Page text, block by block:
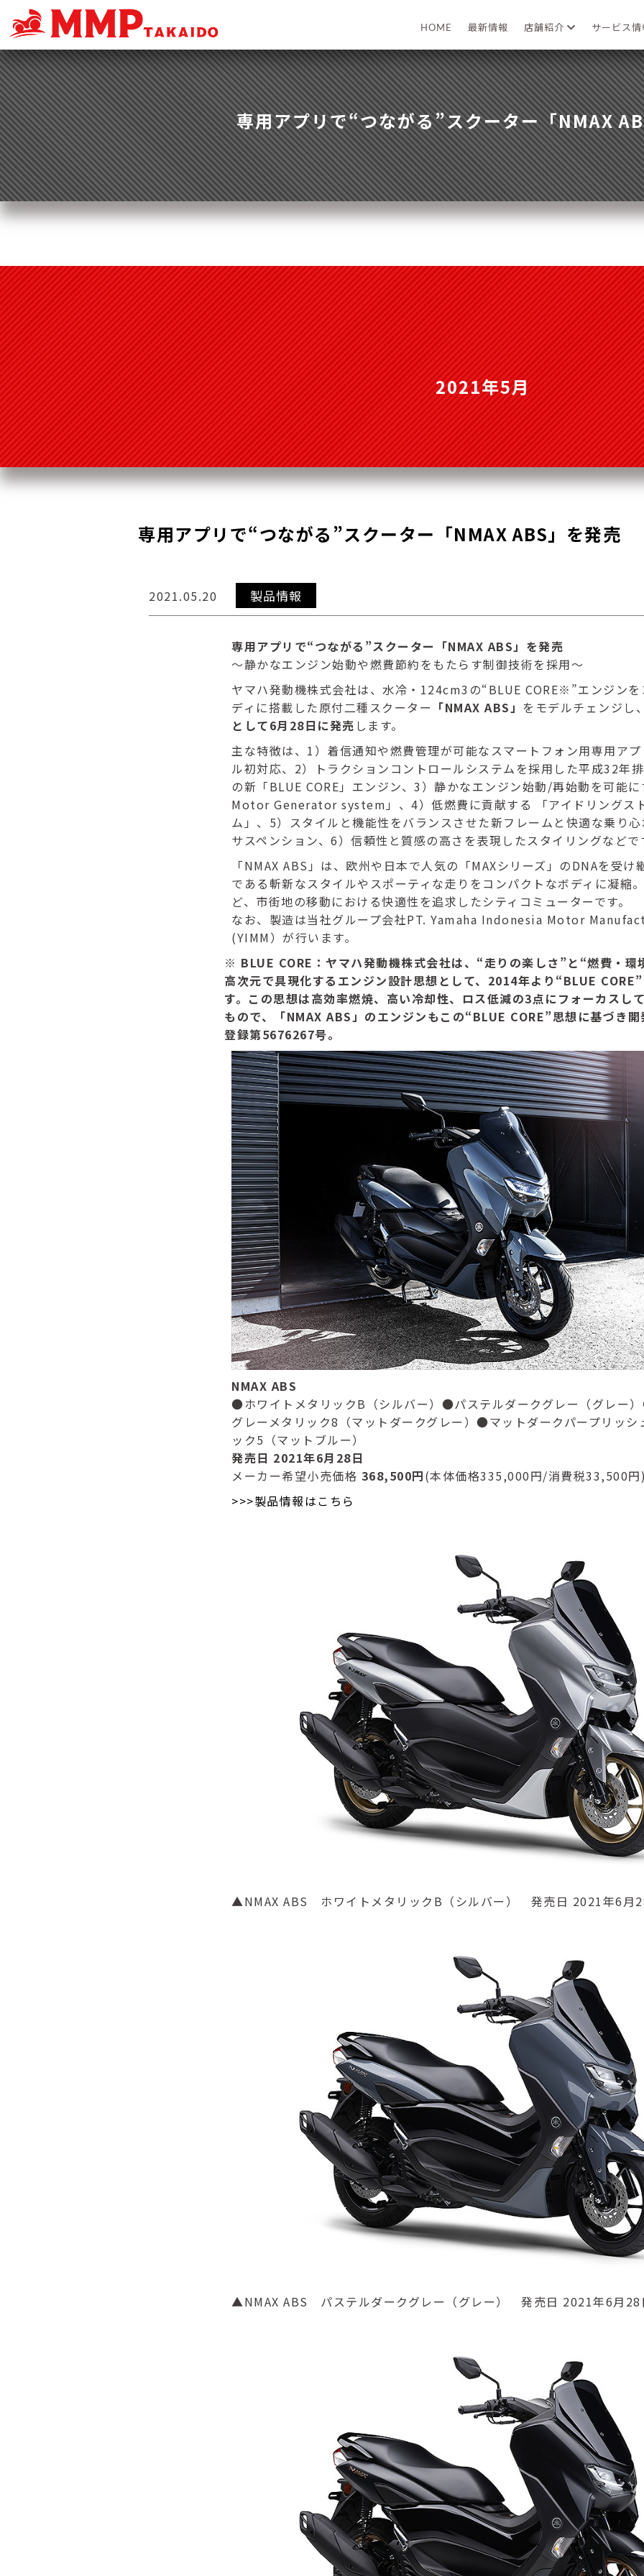
HOME 最新情報 店舗紹介 サービス
専用アプリで“つながる”スクーター「NMAX
2021年5月
専用アプリで“つながる”スクーター「NMAX ABS」を発売
2021.05.20 製品情報
専用アプリで“つながる”スクーター「NMAX ABS」を発売
～静かなエンジン始動や燃費節約をもたらす制御技術を採用～
ヤマハ発動機株式会社は、水冷・124cm3の“BLUE CORE※”エンジン
ディに搭載した原付二種スクーター 「NMAX ABS」 をモデルチェンジし
として6月28日に発売 します。
主な特徴は、1）着信通知や燃費管理が可能なスマートフォン用専用ア
ル初対応、2）トラクションコントロールシステムを採用した平成32年
の新「BLUE CORE」エンジン、3）静かなエンジン始動/再始動を可能
Motor Generator system」、4）低燃費に貢献する 「アイドリングス
ム」、5）スタイルと機能性をバランスさせた新フレームと快適な乗り
サスペンション、6）信頼性と質感の高さを表現したスタイリングなどで
「NMAX ABS」は、欧州や日本で人気の「MAXシリーズ」のDNAを受け
である斬新なスタイルやスポーティな走りをコンパクトなボディに凝縮
ど、市街地の移動における快適性を追求したシティコミューターです。
なお、製造は当社グループ会社PT. Yamaha Indonesia Motor
(YIMM）が行います。
※ BLUE CORE：ヤマハ発動機株式会社は、“走りの楽しさ”と“燃費・環
高次元で具現化するエンジン設計思想として、2014年より“BLUE
す。この思想は高効率燃焼、高い冷却性、ロス低減の3点にフォーカスし
もので、「NMAX ABS」のエンジンもこの“BLUE CORE”思想に基づき
登録第5676267号。
NMAX ABS
●ホワイトメタリックB（シルバー）●パステルダークグレー（グレー
グレーメタリック8（マットダークグレー）●マットダークパープリッシ
ック5（マットブルー）
発売日 2021年6月28日
メーカー希望小売価格 368,500円(本体価格335,000円/消費税33,500
>>>製品情報はこちら
▲NMAX ABS ホワイトメタリックB（シルバー） 発売日 2021年6月
▲NMAX ABS パステルダークグレー（グレー） 発売日 2021年6月28